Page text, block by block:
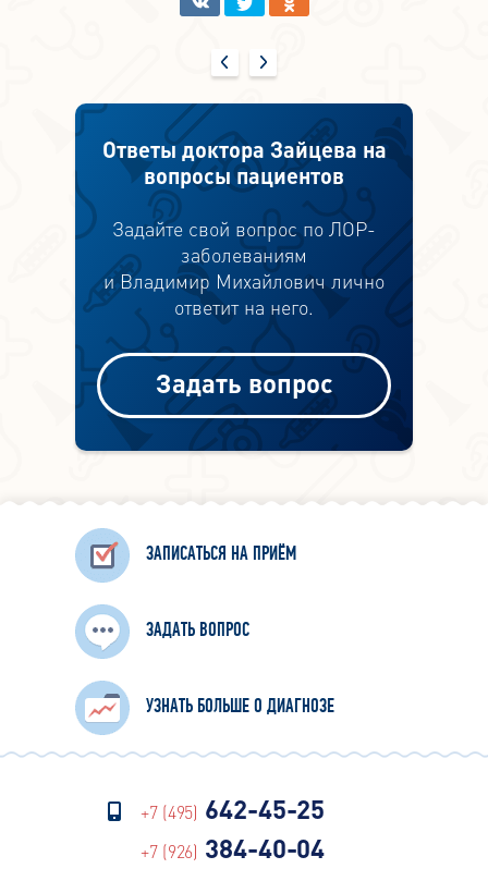
Ответы доктора Зайцева на
вопросы пациентов
Задайте свой вопрос по ЛОР-
заболеваниям
и Владимир Михайлович лично
ответит на него.
Задать вопрос
ЗАПИСАТЬСЯ НА ПРИЁМ
ЗАДАТЬ ВОПРОС
УЗНАТЬ БОЛЬШЕ О ДИАГНОЗЕ
+7 (495) 642-45-25
+7 (926) 384-40-04